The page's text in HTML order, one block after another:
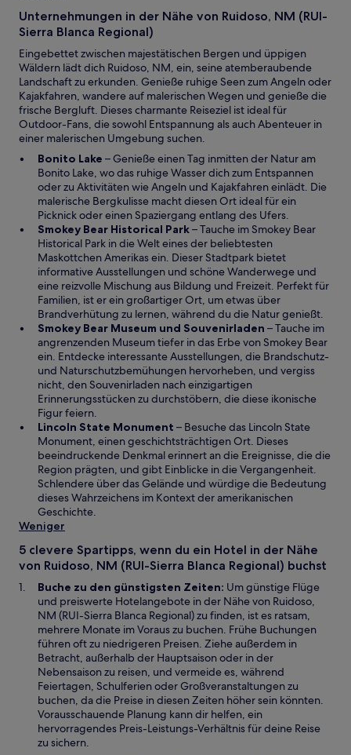
t
e
n
F
e
n
s
t
e
r
g
e
ö
f
f
n
e
t
Unternehmungen in der Nähe von Ruidoso, NM (RUI-
Sierra Blanca Regional)
Eingebettet zwischen majestätischen Bergen und üppigen
Wäldern lädt dich Ruidoso, NM, ein, seine atemberaubende
Landschaft zu erkunden. Genieße ruhige Seen zum Angeln oder
Kajakfahren, wandere auf malerischen Wegen und genieße die
frische Bergluft. Dieses charmante Reiseziel ist ideal für
Outdoor-Fans, die sowohl Entspannung als auch Abenteuer in
einer malerischen Umgebung suchen.
Bonito Lake W
i
r
d
i
n
e
i
n
e
m
n
e
u
e
n
F
e
s
t
e
r
g
e
n
e
– Genieße einen Tag inmitten der Natur am
Bonito Lake, wo das ruhige Wasser dich zum Entspannen
oder zu Aktivitäten wie Angeln und Kajakfahren einlädt. Die
malerische Bergkulisse macht diesen Ort ideal für ein
Picknick oder einen Spaziergang entlang des Ufers.
Smokey Bear Historical ParkW
i
r
d
i
n
e
i
n
e
m
n
e
e
n
F
e
n
s
g
e
ö
f
f
n
e
t
– Tauche im Smokey Bear
Historical Park in die Welt eines der beliebtesten
Maskottchen Amerikas ein. Dieser Stadtpark bietet
informative Ausstellungen und schöne Wanderwege und
eine reizvolle Mischung aus Bildung und Freizeit. Perfekt für
Familien, ist er ein großartiger Ort, um etwas über
Brandverhütung zu lernen, während du die Natur genießt.
Smokey Bear Museum und Souvenirladen W
i
r
d
n
i
n
e
m
n
e
F
e
s
t
e
r
g
e
ö
f
f
n
e
– Tauche im
angrenzenden Museum tiefer in das Erbe von Smokey Bear
ein. Entdecke interessante Ausstellungen, die Brandschutz-
und Naturschutzbemühungen hervorheben, und vergiss
nicht, den Souvenirladen nach einzigartigen
Erinnerungsstücken zu durchstöbern, die diese ikonische
Figur feiern.
Lincoln State Monument W
i
r
d
i
n
e
m
e
u
e
n
F
e
n
s
t
e
r
– Besuche das Lincoln State
Monument, einen geschichtsträchtigen Ort. Dieses
beeindruckende Denkmal erinnert an die Ereignisse, die die
Region prägten, und gibt Einblicke in die Vergangenheit.
Schlendere über das Gelände und würdige die Bedeutung
dieses Wahrzeichens im Kontext der amerikanischen
Geschichte.
Weniger
5 clevere Spartipps, wenn du ein Hotel in der Nähe
von Ruidoso, NM (RUI-Sierra Blanca Regional) buchst
Buche zu den günstigsten Zeiten: Um günstige Flüge
und preiswerte Hotelangebote in der Nähe von Ruidoso,
NM (RUI-Sierra Blanca Regional) zu finden, ist es ratsam,
mehrere Monate im Voraus zu buchen. Frühe Buchungen
führen oft zu niedrigeren Preisen. Ziehe außerdem in
Betracht, außerhalb der Hauptsaison oder in der
Nebensaison zu reisen, und vermeide es, während
Feiertagen, Schulferien oder Großveranstaltungen zu
buchen, da die Preise in diesen Zeiten höher sein könnten.
Vorausschauende Planung kann dir helfen, ein
hervorragendes Preis-Leistungs-Verhältnis für deine Reise
zu sichern.